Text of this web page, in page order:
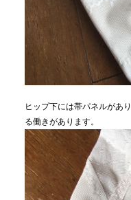
ヒップ下には帯パネルがあ
る働きがあります。